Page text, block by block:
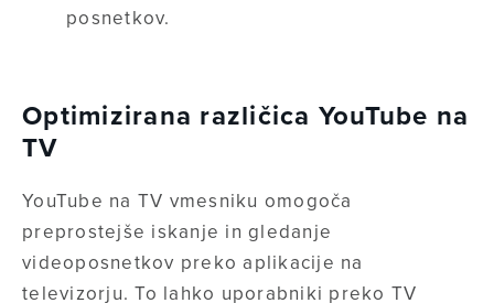
posnetkov.
Optimizirana različica YouTube na
TV
YouTube na TV vmesniku omogoča
preprostejše iskanje in gledanje
videoposnetkov preko aplikacije na
televizorju. To lahko uporabniki preko TV